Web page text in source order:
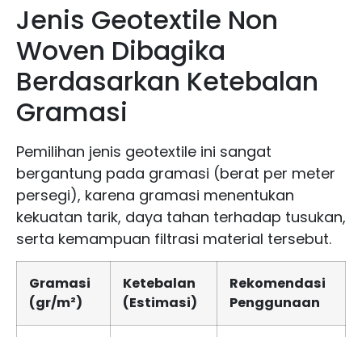
Jenis Geotextile Non
Woven Dibagika
Berdasarkan Ketebalan
Gramasi
Pemilihan jenis geotextile ini sangat
bergantung pada gramasi (berat per meter
persegi), karena gramasi menentukan
kekuatan tarik, daya tahan terhadap tusukan,
serta kemampuan filtrasi material tersebut.
Gramasi
(gr/m²)
Ketebalan
(Estimasi)
Rekomendasi
Penggunaan